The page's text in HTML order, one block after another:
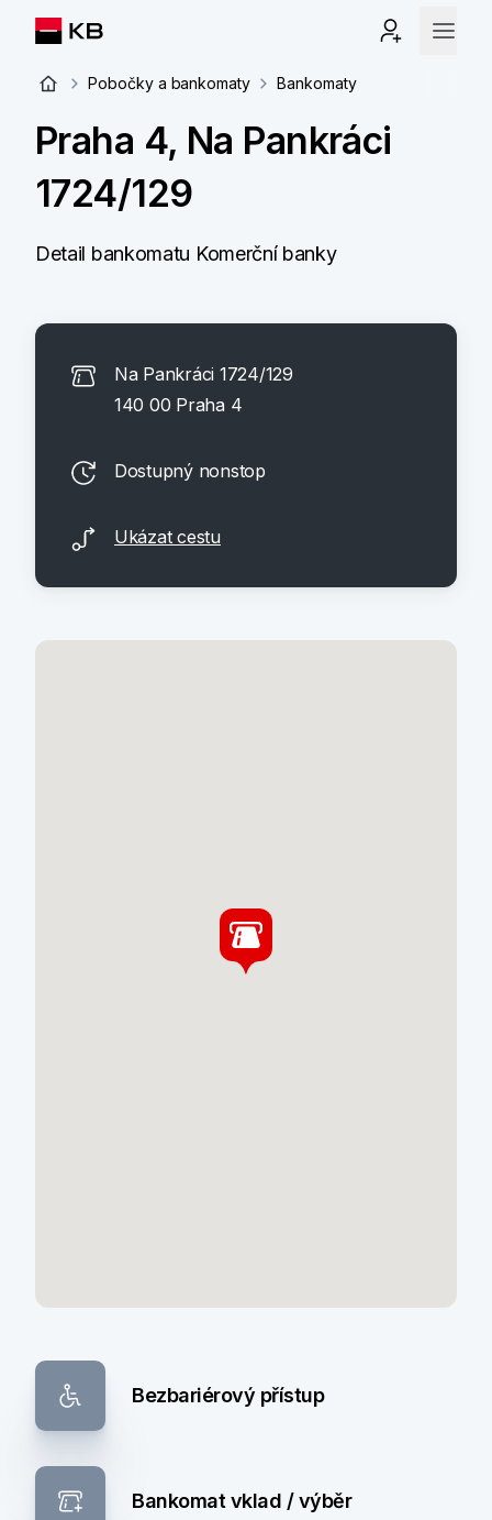
Pobočky a bankomaty Bankomaty
Praha 4, Na Pankráci
1724/129
Detail bankomatu Komerční banky
Na Pankráci 1724/129
140 00 Praha 4
Dostupný nonstop
Ukázat cestu
Bezbariérový přístup
Bankomat vklad / výběr